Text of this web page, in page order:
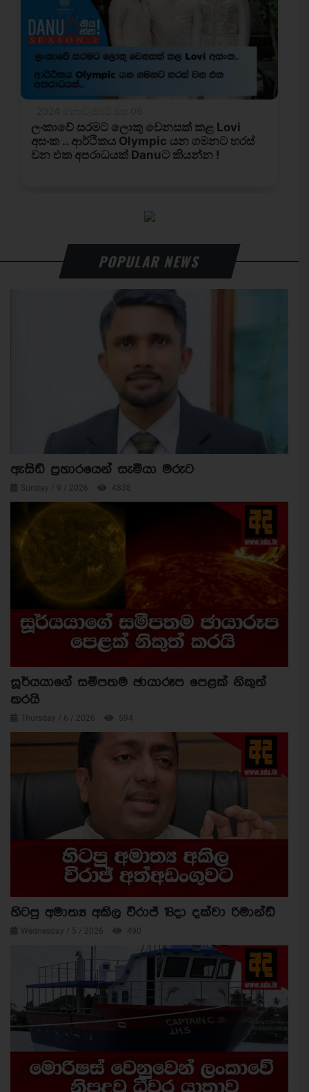
POPULAR NEWS
ඇසිඩ් ප්‍රහාරයෙන් සැමියා මරුට
Sunday / 9 / 2026 4838
සූර්යයාගේ සමීපතම ඡායාරූප පෙළක් නිකුත්
කරයි
Thursday / 6 / 2026 594
හිටපු අමාත්‍ය අකිල විරාජ් 18දා දක්වා රිමාන්ඩ්
Wednesday / 5 / 2026 490